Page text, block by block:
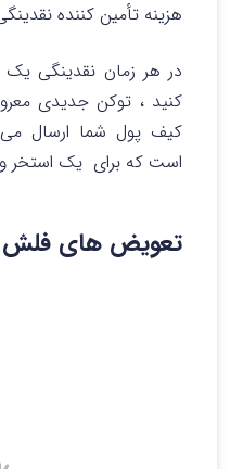
هزینه تأمین کننده
در هر زمان نقدینگی
کیف پول شما ارسال می
است که برای یک استخر
تعویض های فلش